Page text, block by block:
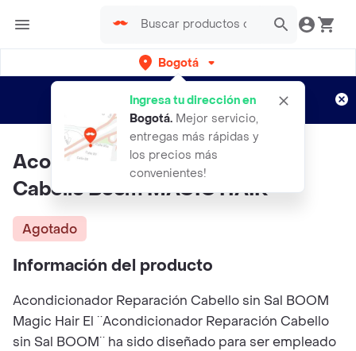
Bogotá
Ingresa tu dirección en
Bogotá. Mejor servicio,
entregas más rápidas y
los precios más
convenientes!
envíos gratis por semanas
Aplican TyC
Acondicionador Reparacion
Cabello Boom MAGIC HAIR
Agotado
Información del producto
Acondicionador Reparación Cabello sin Sal BOOM
Magic Hair El ¨Acondicionador Reparación Cabello
sin Sal BOOM¨ ha sido diseñado para ser empleado